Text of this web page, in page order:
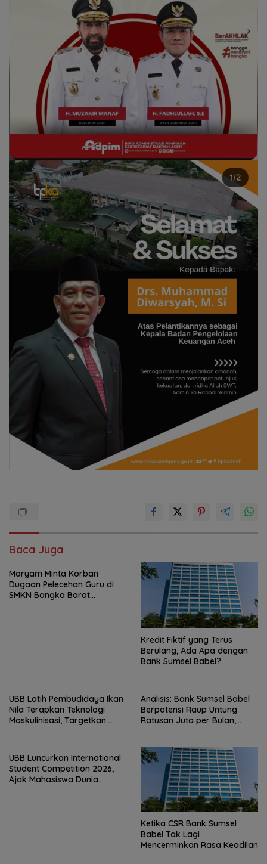
Baca Juga
Maryam Minta Korban
Dugaan Pelecehan Guru di
SMKN Bangka Barat
Kredit Fiktif yang Terus
Berulang, Ada Apa dengan
Bank Sumsel Babel?
UBB Latih Pembudidaya Ikan
Nila Terapkan Teknologi
Maskulinisasi, Targetkan
Analisis: Bank Sumsel Babel
Berpotensi Raup Untung
Ratusan Juta per Bulan,
M?
UBB Luncurkan International
Student Competition 2026,
Ajak Mahasiswa Dunia
Ketika CSR Bank Sumsel
Babel Tak Lagi
Mencerminkan Rasa Keadilan